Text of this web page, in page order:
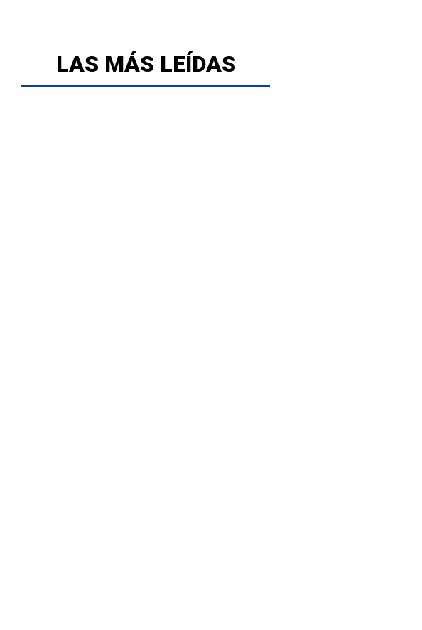
LAS MÁS LEÍDAS